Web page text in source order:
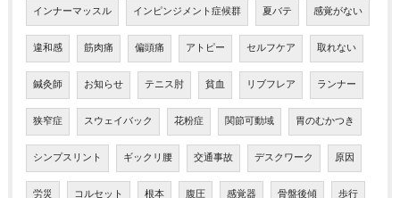
インナーマッスル インピンジメント症候群 夏バテ 感覚がない
違和感 筋肉痛 偏頭痛 アトピー セルフケア 取れない
鍼灸師 お知らせ テニス肘 貧血 リブフレア ランナー
狭窄症 スウェイバック 花粉症 関節可動域 胃のむかつき
シンプスリント ギックリ腰 交通事故 デスクワーク 原因
労災 コルセット 根本 腹圧 感覚器 骨盤後傾 歩行